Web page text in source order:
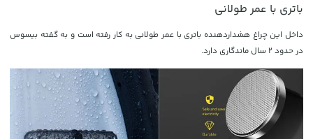
باتری با عمر طولانی
داخل این چراغ هشداردهنده باتری با عمر طولانی به کار رفته است و به گفته بیسوس
در حدود 2 سال ماندگاری دارد.